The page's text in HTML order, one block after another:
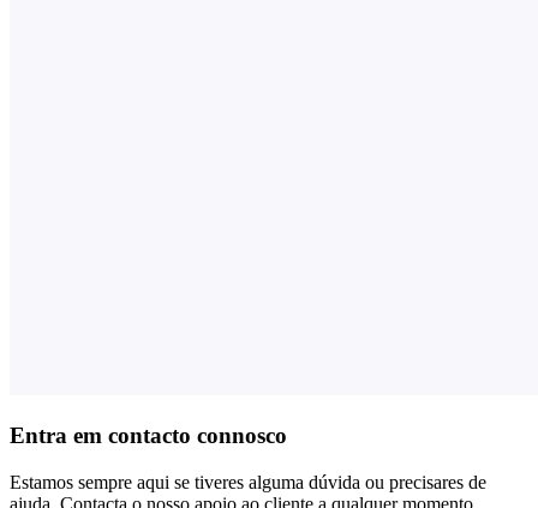
Entra em contacto connosco
Estamos sempre aqui se tiveres alguma dúvida ou precisares de
ajuda. Contacta o nosso apoio ao cliente a qualquer momento